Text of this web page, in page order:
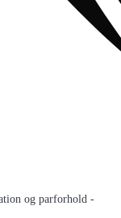
og parforhold -